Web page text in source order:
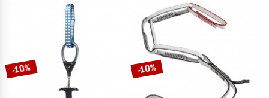
-10% -10%